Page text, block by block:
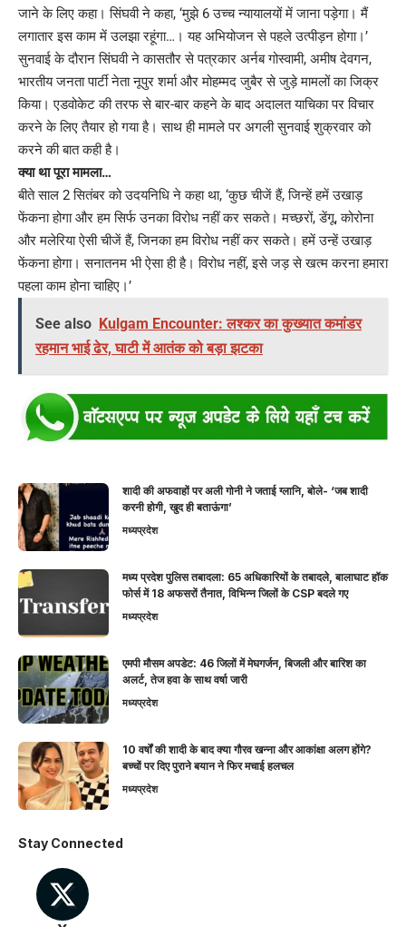
जाने के लिए कहा। सिंघवी ने कहा, ‘मुझे 6 उच्च न्यायालयों में जाना पड़ेगा। मैं
लगातार इस काम में उलझा रहूंगा…। यह अभियोजन से पहले उत्पीड़न होगा।’
सुनवाई के दौरान सिंघवी ने कासतौर से पत्रकार अर्नब गोस्वामी, अमीष देवगन,
भारतीय जनता पार्टी नेता नूपुर शर्मा और मोहम्मद जुबैर से जुड़े मामलों का जिक्र
किया। एडवोकेट की तरफ से बार-बार कहने के बाद अदालत याचिका पर विचार
करने के लिए तैयार हो गया है। साथ ही मामले पर अगली सुनवाई शुक्रवार को
करने की बात कही है।
क्या था पूरा मामला…
बीते साल 2 सितंबर को उदयनिधि ने कहा था, ‘कुछ चीजें हैं, जिन्हें हमें उखाड़
फेंकना होगा और हम सिर्फ उनका विरोध नहीं कर सकते। मच्छरों, डेंगू, कोरोना
और मलेरिया ऐसी चीजें हैं, जिनका हम विरोध नहीं कर सकते। हमें उन्हें उखाड़
फेंकना होगा। सनातनम भी ऐसा ही है। विरोध नहीं, इसे जड़ से खत्म करना हमारा
पहला काम होना चाहिए।’
See also Kulgam Encounter: लश्कर का कुख्यात कमांडर
रहमान भाई ढेर, घाटी में आतंक को बड़ा झटका
शादी की अफवाहों पर अली गोनी ने जताई ग्लानि, बोले- ‘जब शादी
करनी होगी, खुद ही बताऊंगा’
मध्यप्रदेश
मध्य प्रदेश पुलिस तबादला: 65 अधिकारियों के तबादले, बालाघाट हॉक
फोर्स में 18 अफसरों तैनात, विभिन्न जिलों के CSP बदले गए
मध्यप्रदेश
एमपी मौसम अपडेट: 46 जिलों में मेघगर्जन, बिजली और बारिश का
अलर्ट, तेज हवा के साथ वर्षा जारी
मध्यप्रदेश
10 वर्षों की शादी के बाद क्या गौरव खन्ना और आकांक्षा अलग होंगे?
बच्चों पर दिए पुराने बयान ने फिर मचाई हलचल
मध्यप्रदेश
Stay Connected